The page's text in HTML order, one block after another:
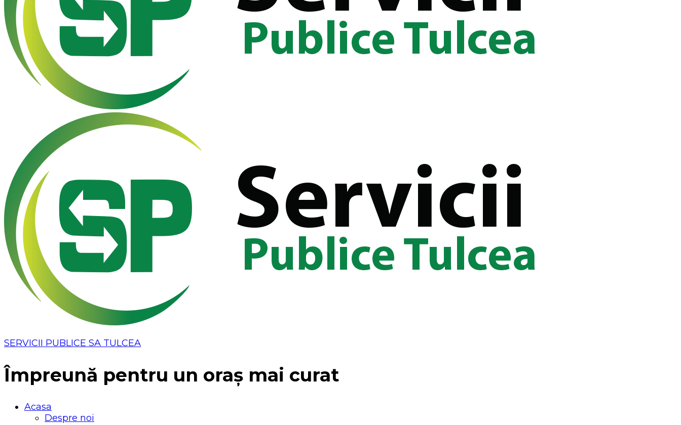
SERVICII PUBLICE SA TULCEA
Împreună pentru un oraș mai curat
Acasa
Despre noi